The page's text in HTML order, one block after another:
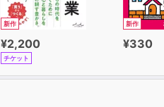
新作
¥2,200
チケット
新作
¥330